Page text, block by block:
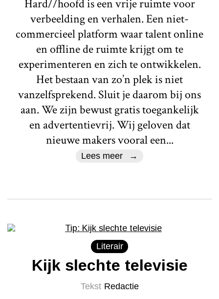
Hard//hoofd is een vrije ruimte voor
verbeelding en verhalen. Een niet-
commercieel platform waar talent online
en offline de ruimte krijgt om te
experimenteren en zich te ontwikkelen.
Het bestaan van zo’n plek is niet
vanzelfsprekend. Sluit je daarom bij ons
aan. We zijn bewust gratis toegankelijk
en advertentievrij. Wij geloven dat
nieuwe makers vooral een...
Lees meer
Literair
Kijk slechte televisie
Tekst Redactie